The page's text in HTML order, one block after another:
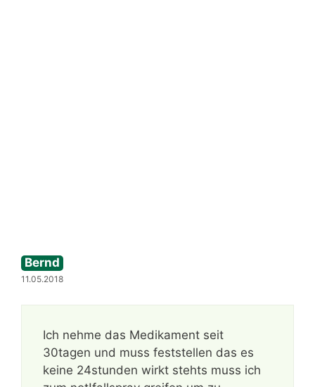
Bernd
11.05.2018
Ich nehme das Medikament seit
30tagen und muss feststellen das es
keine 24stunden wirkt stehts muss ich